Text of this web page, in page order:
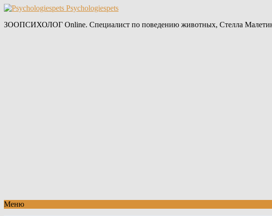
Psychologiespets
ЗООПСИХОЛОГ Online. Специалист по поведению животных, Стелла
Меню